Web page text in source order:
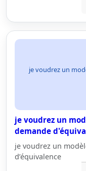
je voudrez un
je voudrez un
demande
je voudrez un
d’équivalence